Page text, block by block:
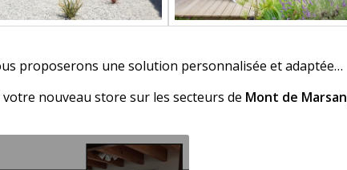
proposerons une solution personnalisée et adaptée…
nouveau store sur les secteurs de Mont de Marsan